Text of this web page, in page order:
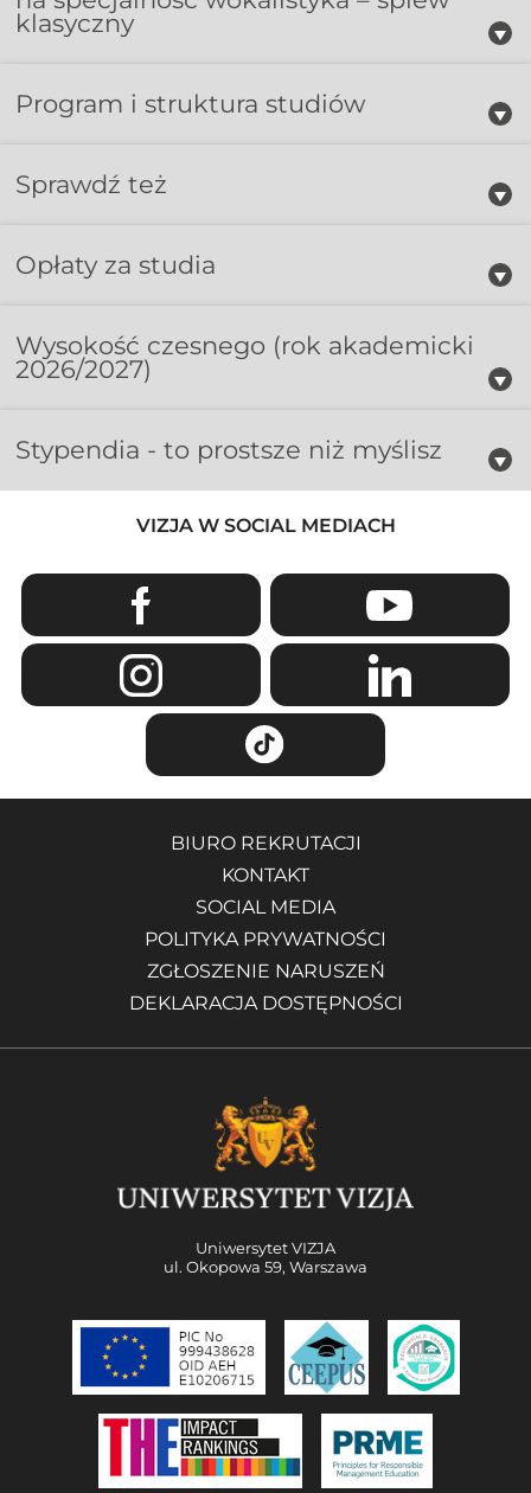
klasyczny
Program i struktura studiów
Sprawdź też
Opłaty za studia
Wysokość czesnego (rok akademicki
2026/2027)
Stypendia - to prostsze niż myślisz
VIZJA W SOCIAL MEDIACH
BIURO REKRUTACJI
KONTAKT
SOCIAL MEDIA
POLITYKA PRYWATNOŚCI
ZGŁOSZENIE NARUSZEŃ
DEKLARACJA DOSTĘPNOŚCI
Uniwersytet VIZJA
ul. Okopowa 59, Warszawa